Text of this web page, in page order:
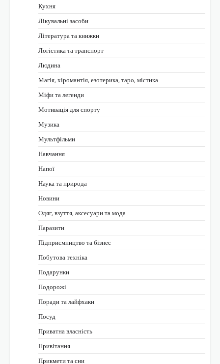
Кухня
Лікувальні засоби
Література та книжки
Логістика та транспорт
Людина
Магія, хіромантія, езотерика, таро, містика
Міфи та легенди
Мотивація для спорту
Музика
Мультфільми
Навчання
Напої
Наука та природа
Новини
Одяг, взуття, аксесуари та мода
Паразити
Підприємництво та бізнес
Побутова техніка
Подарунки
Подорожі
Поради та лайфхаки
Посуд
Приватна власність
Привітання
Прикмети та сни